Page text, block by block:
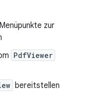
zur
PdfViewer
bereitstellen